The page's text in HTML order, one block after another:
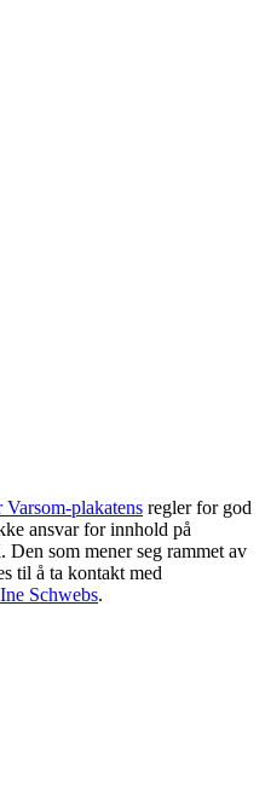
plakatens regler for god
ansvar for innhold på
Den som mener seg rammet av
til å ta kontakt med
Ine Schwebs.